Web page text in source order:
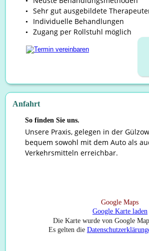
• Sehr gut ausgebildete
• Individuelle Behandlungen
• Zugang per Rollstuhl möglich
So finden Sie uns.
Unsere Praxis, gelegen in der
bequem sowohl mit dem Auto als
Verkehrsmitteln erreichbar.
Anfahrt
Google Maps
Google Karte laden
Die Karte wurde von Google
Es gelten die